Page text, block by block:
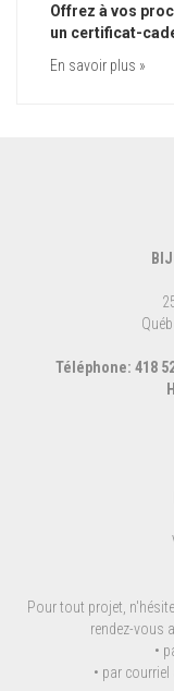
Offrez à vos
un certificat-
En savoir plus »
Téléphone: 418
Pour tout projet,
rendez-vous
•
• par courriel